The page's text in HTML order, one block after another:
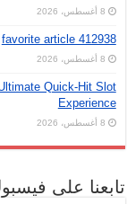
8 أغسطس، 2026
favorite article 412938
8 أغسطس، 2026
Quick‑Hit Slot
Experience
8 أغسطس، 2026
تابعنا على